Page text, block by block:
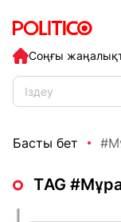
Соңғы
Басты бет
ТAG